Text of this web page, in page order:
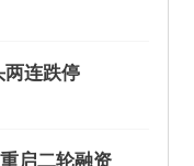
两连跌停
启二轮融资